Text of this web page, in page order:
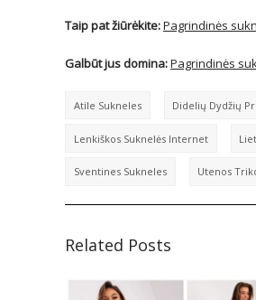
Taip pat žiūrėkite:Pagrindinės
Galbūt jus domina:Pagrindinės
Atile Sukneles Didelių Dydžių
Lenkiškos Suknelės Internet
Sventines Sukneles Utenos
Related Posts